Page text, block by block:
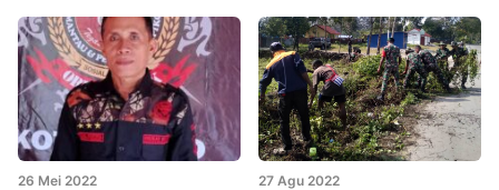
26 Mei 2022 27 Agu 2022